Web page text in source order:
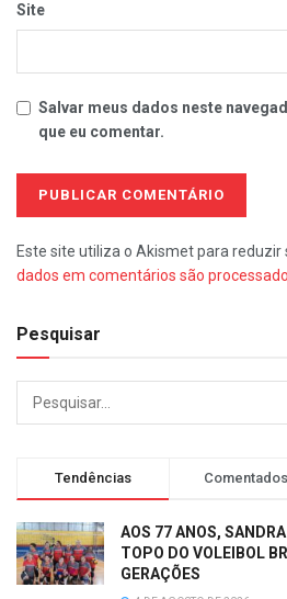
Site
Salvar meus dados neste
que eu comentar.
Este site utiliza o Akismet para reduzir
dados em comentários são
Pesquisar
Tendências Comentados
AOS 77 ANOS,
TOPO DO VOLEIBOL
GERAÇÕES